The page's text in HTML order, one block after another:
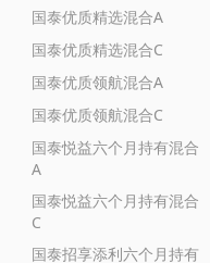
国泰优质精选混合A
国泰优质精选混合C
国泰优质领航混合A
国泰优质领航混合C
国泰悦益六个月持有混合
A
国泰悦益六个月持有混合
C
国泰招享添利六个月持有